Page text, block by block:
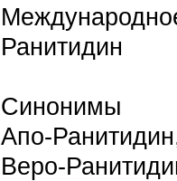
Ранитидин
Синонимы
Апо-
Веро-